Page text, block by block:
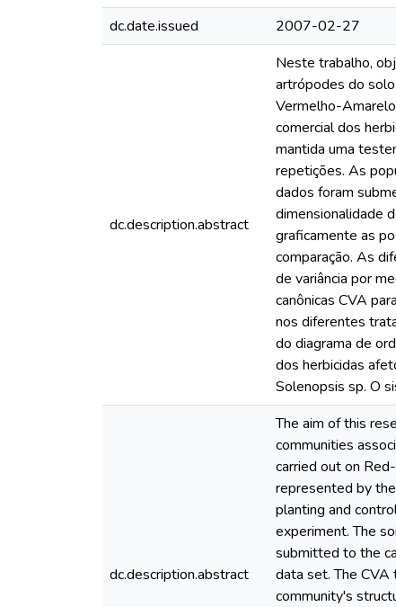
dc.date.issued
2007-02-27
dc.description.abstract
Neste trabalho,
artrópodes do
Vermelho-
comercial dos
mantida uma
repetições. As
dados foram
dimensionalidade
graficamente as
comparação. As
de variância por
canônicas CVA
nos diferentes
do diagrama de
dos herbicidas
Solenopsis sp. O
dc.description.abstract
The aim of this
communities
carried out on
represented by
planting and
experiment. The
submitted to the
data set. The
community's